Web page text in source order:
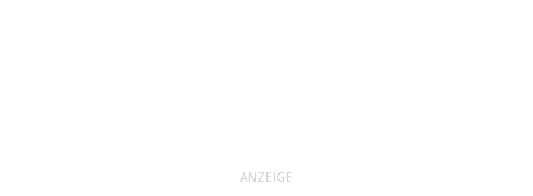
ANZEIGE